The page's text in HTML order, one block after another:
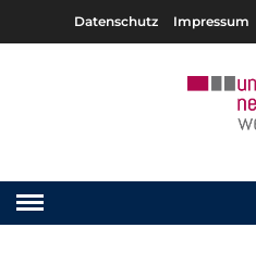
Datenschutz Impressum